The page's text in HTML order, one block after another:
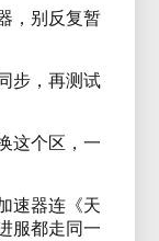
，别反复暂
步，再测试
这个区，一
速器连《天
服都走同一